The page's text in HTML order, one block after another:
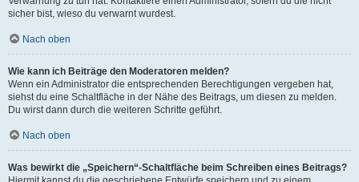
sicher bist, wieso du verwarnt wurdest.
Nach oben
Wie kann ich Beiträge den Moderatoren melden?
Wenn ein Administrator die entsprechenden Berechtigungen vergeben hat,
siehst du eine Schaltfläche in der Nähe des Beitrags, um diesen zu melden.
Du wirst dann durch die weiteren Schritte geführt.
Nach oben
Was bewirkt die „Speichern“-Schaltfläche beim Schreiben eines Beitrags?